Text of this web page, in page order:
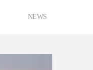
NEWS